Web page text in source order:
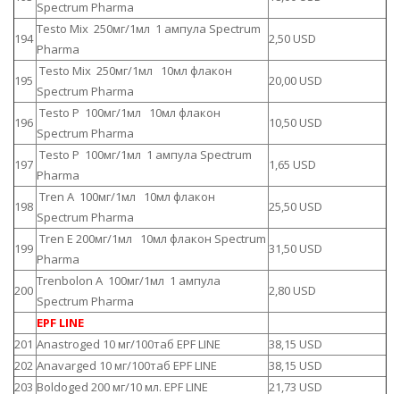
Spectrum Pharma
194
Testo Mix 250мг/1мл 1 ампула Spectrum
Pharma
2,50 USD
195
Testo Mix 250мг/1мл 10мл флакон
Spectrum Pharma
20,00 USD
196
Testo P 100мг/1мл 10мл флакон
Spectrum Pharma
10,50 USD
197
Testo P 100мг/1мл 1 ампула Spectrum
Pharma
1,65 USD
198
Tren A 100мг/1мл 10мл флакон
Spectrum Pharma
25,50 USD
199
Tren E 200мг/1мл 10мл флакон Spectrum
Pharma
31,50 USD
200
Trenbolon A 100мг/1мл 1 ампула
Spectrum Pharma
2,80 USD
EPF LINE
201 Anastroged 10 мг/100таб EPF LINE
38,15 USD
202 Anavarged 10 мг/100таб EPF LINE
38,15 USD
203 Boldoged 200 мг/10 мл. EPF LINE 21,73 USD